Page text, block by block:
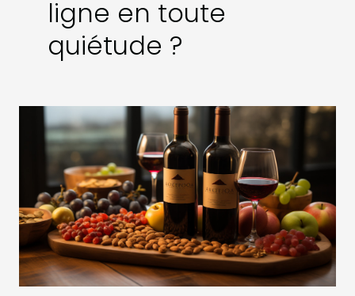
ligne en toute
quiétude ?